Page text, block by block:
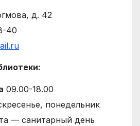
д. 42
40
09.00-18.00
понедельник
— санитарный день